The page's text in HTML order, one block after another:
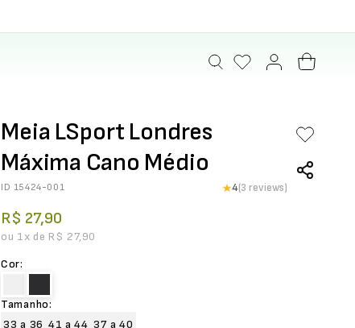
Meia LSport Londres
Máxima Cano Médio
ID 15424-001 4(3 reviews)
R$ 27,90
ou 1x de R$ 27,90
Cor:
Tamanho:
33 a 36 41 a 44 37 a 40